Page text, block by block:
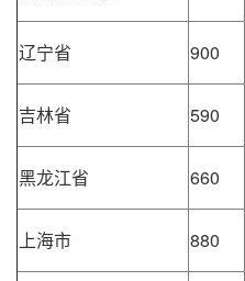
辽宁省 900
吉林省 590
黑龙江省 660
上海市 880